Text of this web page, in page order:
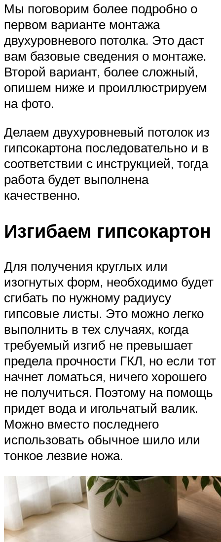
Мы поговорим более подробно о
первом варианте монтажа
двухуровневого потолка. Это даст
вам базовые сведения о монтаже.
Второй вариант, более сложный,
опишем ниже и проиллюстрируем
на фото.
Делаем двухуровневый потолок из
гипсокартона последовательно и в
соответствии с инструкцией, тогда
работа будет выполнена
качественно.
Изгибаем гипсокартон
Для получения круглых или
изогнутых форм, необходимо будет
сгибать по нужному радиусу
гипсовые листы. Это можно легко
выполнить в тех случаях, когда
требуемый изгиб не превышает
предела прочности ГКЛ, но если тот
начнет ломаться, ничего хорошего
не получиться. Поэтому на помощь
придет вода и игольчатый валик.
Можно вместо последнего
использовать обычное шило или
тонкое лезвие ножа.